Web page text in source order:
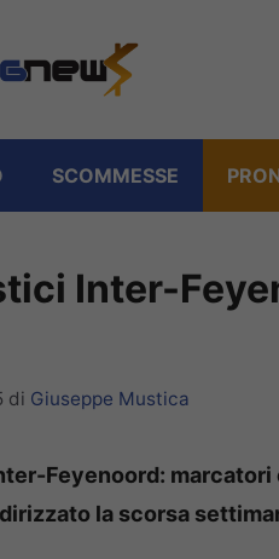
SCOMMESSE
Inter-
di Giuseppe Mustica
Feyenoord:
la scorsa